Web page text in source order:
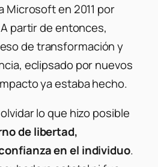
Microsoft en 2011 por
partir de entonces,
de transformación y
eclipsado por nuevos
ya estaba hecho.
lo que hizo posible
de libertad,
en el individuo.